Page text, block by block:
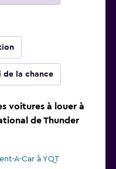
de la chance
voitures à louer à
de Thunder
A-Car à YQT